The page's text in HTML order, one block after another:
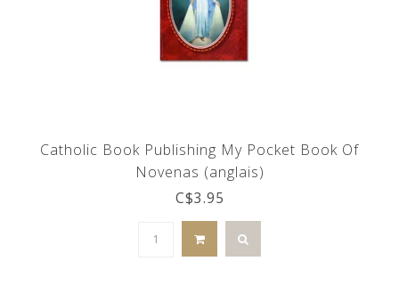
Catholic Book Publishing My Pocket Book Of
Novenas (anglais)
C$3.95